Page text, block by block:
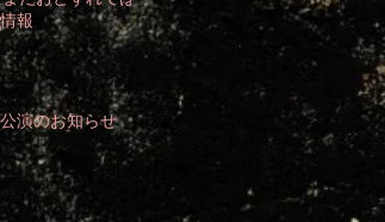
報
演のお知らせ